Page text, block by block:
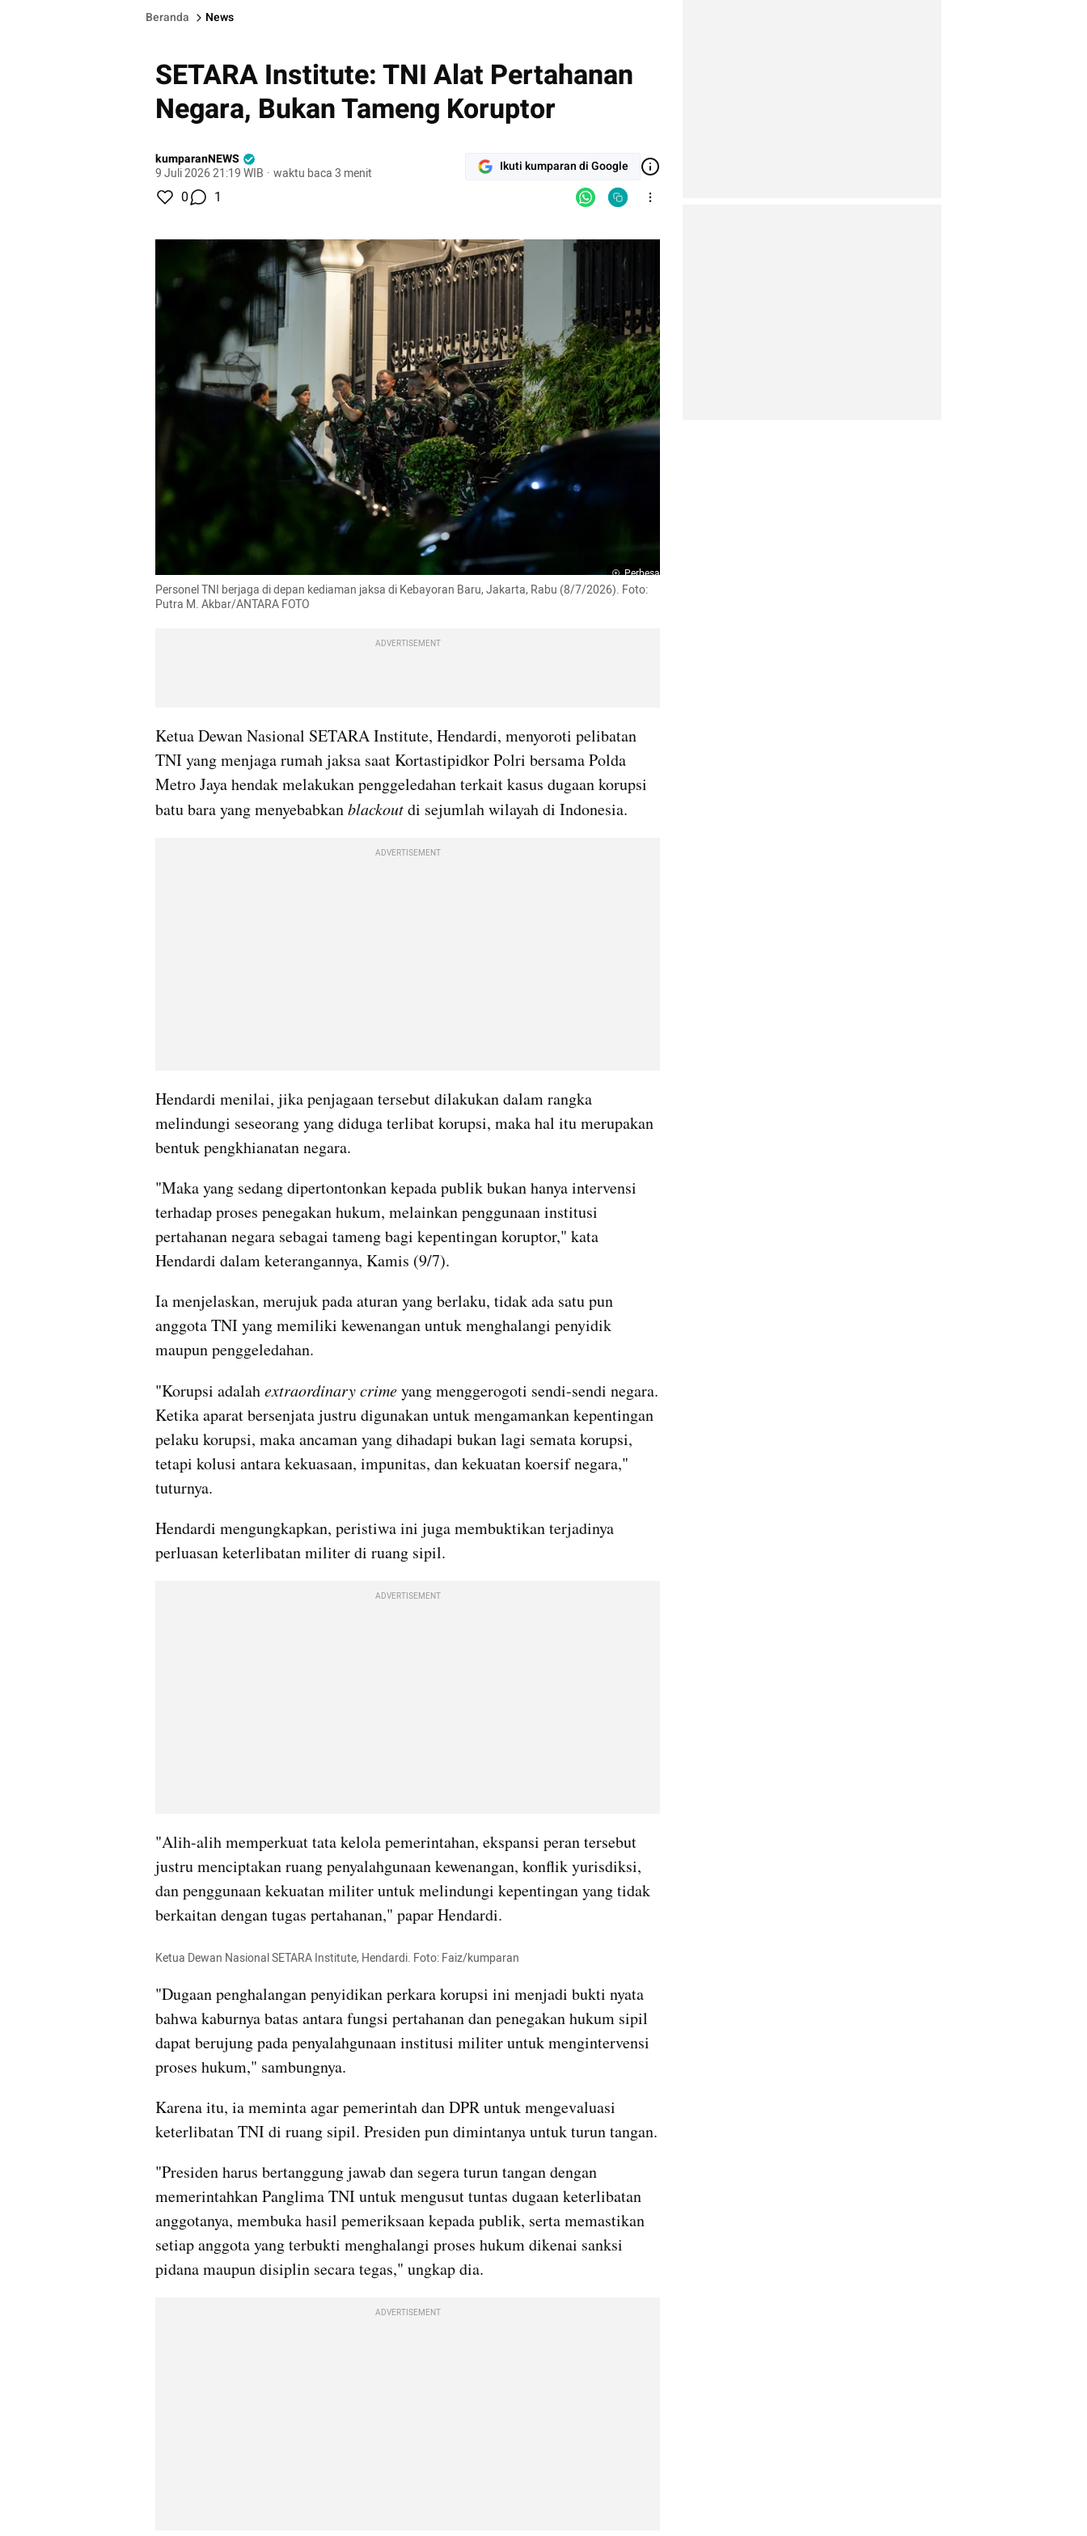
Beranda News
SETARA Institute: TNI Alat Pertahanan
Negara, Bukan Tameng Koruptor
kumparanNEWS
9 Juli 2026 21:19 WIB · waktu baca 3 menit Ikuti kumparan di Google
0 1
Perbesar
Personel TNI berjaga di depan kediaman jaksa di Kebayoran Baru, Jakarta, Rabu (8/7/2026). Foto:
Putra M. Akbar/ANTARA FOTO
ADVERTISEMENT
Ketua Dewan Nasional SETARA Institute, Hendardi, menyoroti pelibatan
TNI yang menjaga rumah jaksa saat Kortastipidkor Polri bersama Polda
Metro Jaya hendak melakukan penggeledahan terkait kasus dugaan korupsi
batu bara yang menyebabkan blackout di sejumlah wilayah di Indonesia.
ADVERTISEMENT
Hendardi menilai, jika penjagaan tersebut dilakukan dalam rangka
melindungi seseorang yang diduga terlibat korupsi, maka hal itu merupakan
bentuk pengkhianatan negara.
"Maka yang sedang dipertontonkan kepada publik bukan hanya intervensi
terhadap proses penegakan hukum, melainkan penggunaan institusi
pertahanan negara sebagai tameng bagi kepentingan koruptor," kata
Hendardi dalam keterangannya, Kamis (9/7).
Ia menjelaskan, merujuk pada aturan yang berlaku, tidak ada satu pun
anggota TNI yang memiliki kewenangan untuk menghalangi penyidik
maupun penggeledahan.
"Korupsi adalah extraordinary crime yang menggerogoti sendi-sendi negara.
Ketika aparat bersenjata justru digunakan untuk mengamankan kepentingan
pelaku korupsi, maka ancaman yang dihadapi bukan lagi semata korupsi,
tetapi kolusi antara kekuasaan, impunitas, dan kekuatan koersif negara,"
tuturnya.
Hendardi mengungkapkan, peristiwa ini juga membuktikan terjadinya
perluasan keterlibatan militer di ruang sipil.
ADVERTISEMENT
"Alih-alih memperkuat tata kelola pemerintahan, ekspansi peran tersebut
justru menciptakan ruang penyalahgunaan kewenangan, konflik yurisdiksi,
dan penggunaan kekuatan militer untuk melindungi kepentingan yang tidak
berkaitan dengan tugas pertahanan," papar Hendardi.
Ketua Dewan Nasional SETARA Institute, Hendardi. Foto: Faiz/kumparan
"Dugaan penghalangan penyidikan perkara korupsi ini menjadi bukti nyata
bahwa kaburnya batas antara fungsi pertahanan dan penegakan hukum sipil
dapat berujung pada penyalahgunaan institusi militer untuk mengintervensi
proses hukum," sambungnya.
Karena itu, ia meminta agar pemerintah dan DPR untuk mengevaluasi
keterlibatan TNI di ruang sipil. Presiden pun dimintanya untuk turun tangan.
"Presiden harus bertanggung jawab dan segera turun tangan dengan
memerintahkan Panglima TNI untuk mengusut tuntas dugaan keterlibatan
anggotanya, membuka hasil pemeriksaan kepada publik, serta memastikan
setiap anggota yang terbukti menghalangi proses hukum dikenai sanksi
pidana maupun disiplin secara tegas," ungkap dia.
ADVERTISEMENT